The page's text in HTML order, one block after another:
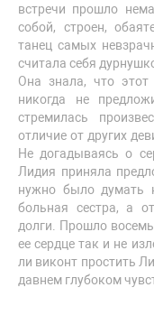
встречи прошло
собой, строен,
танец самых
считала себя
Она знала, что этот
никогда не
стремилась
отличие от других
Не догадываясь о
Лидия приняла
нужно было думать
больная сестра, а
долги. Прошло
ее сердце так и не
ли виконт простить
давнем глубоком